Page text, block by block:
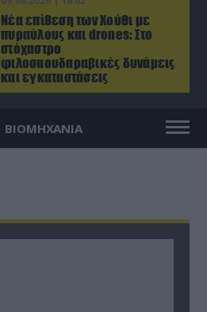
Νέα επίθεση των Χούθι με
πυραύλους και drones: Στο
στόχαστρο
φιλοσαουδαραβικές δυνάμεις
και εγκαταστάσεις
ΒΙΟΜΗΧΑΝΙΑ